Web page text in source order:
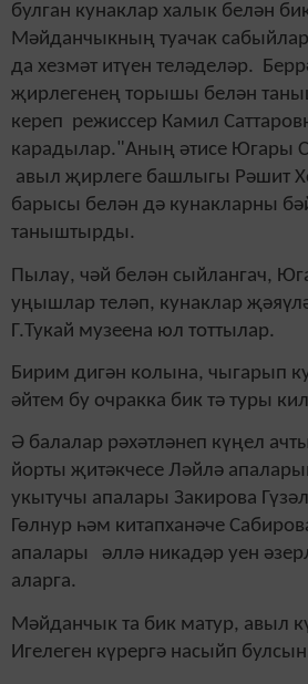
булган кунаклар халык белән
Мәйданчыкның туачак
да хезмәт итүен теләделәр.
җирлегенең торышы белән
кереп режиссер Камил
карадылар."Аның әтисе Югары
авыл җирлеге башлыгы Рәшит
барысы белән дә кунакларны
таныштырды.
Пылау, чәй белән сыйлангач,
уңышлар теләп, кунаклар
Г.Тукай музеена юл тоттылар.
Бирим дигән колына, чыгарып
әйтем бу очракка бик тә туры
Ә балалар рәхәтләнеп күңел
йорты җитәкчесе Ләйлә
укытучы апалары Закирова
Гөлнур һәм китапханәче
апалары әллә никадәр уен
аларга.
Мәйданчык та бик матур, авыл
Игелеген күрергә насыйп